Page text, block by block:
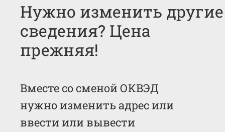
Нужно изменить другие
сведения? Цена
прежняя!
Вместе со сменой ОКВЭД
нужно изменить адрес или
ввести или вывести